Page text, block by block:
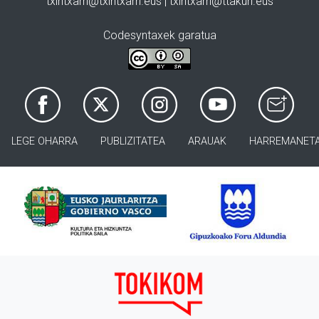
Codesyntaxek garatua
LEGE OHARRA PUBLIZITATEA ARAUAK